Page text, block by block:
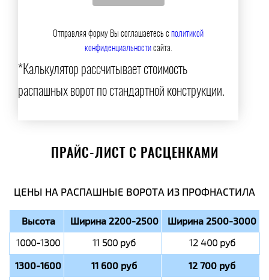
Отправляя форму Вы соглашаетесь сполитикой
конфиденциальностисайта.
*Калькулятор рассчитывает стоимость
распашных ворот по стандартной конструкции.
ПРАЙС-ЛИСТ С РАСЦЕНКАМИ
ЦЕНЫ НА РАСПАШНЫЕ ВОРОТА ИЗ ПРОФНАСТИЛА
Высота Ширина 2200-2500 Ширина 2500-3000
1000-1300 11 500 руб 12 400 руб
1300-1600 11 600 руб 12 700 руб